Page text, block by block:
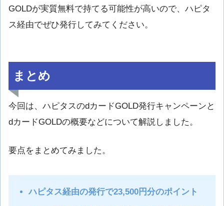
GOLDが実質無料で持てる可能性が高いので、ハピタ
ス経由でぜひ発行してみてください。
まとめ
今回は、ハピタスのdカードGOLD発行キャンペーンと
dカードGOLDの概要などについて解説しました。
要点をまとめてみました。
ハピタス経由の発行で23,500円分のポイント